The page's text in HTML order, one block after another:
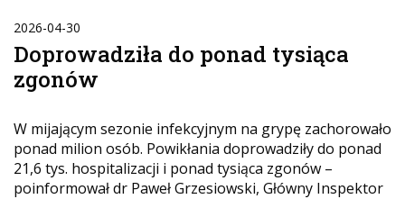
2026-04-30
Doprowadziła do ponad tysiąca
zgonów
W mijającym sezonie infekcyjnym na grypę zachorowało
ponad milion osób. Powikłania doprowadziły do ponad
21,6 tys. hospitalizacji i ponad tysiąca zgonów –
poinformował dr Paweł Grzesiowski, Główny Inspektor